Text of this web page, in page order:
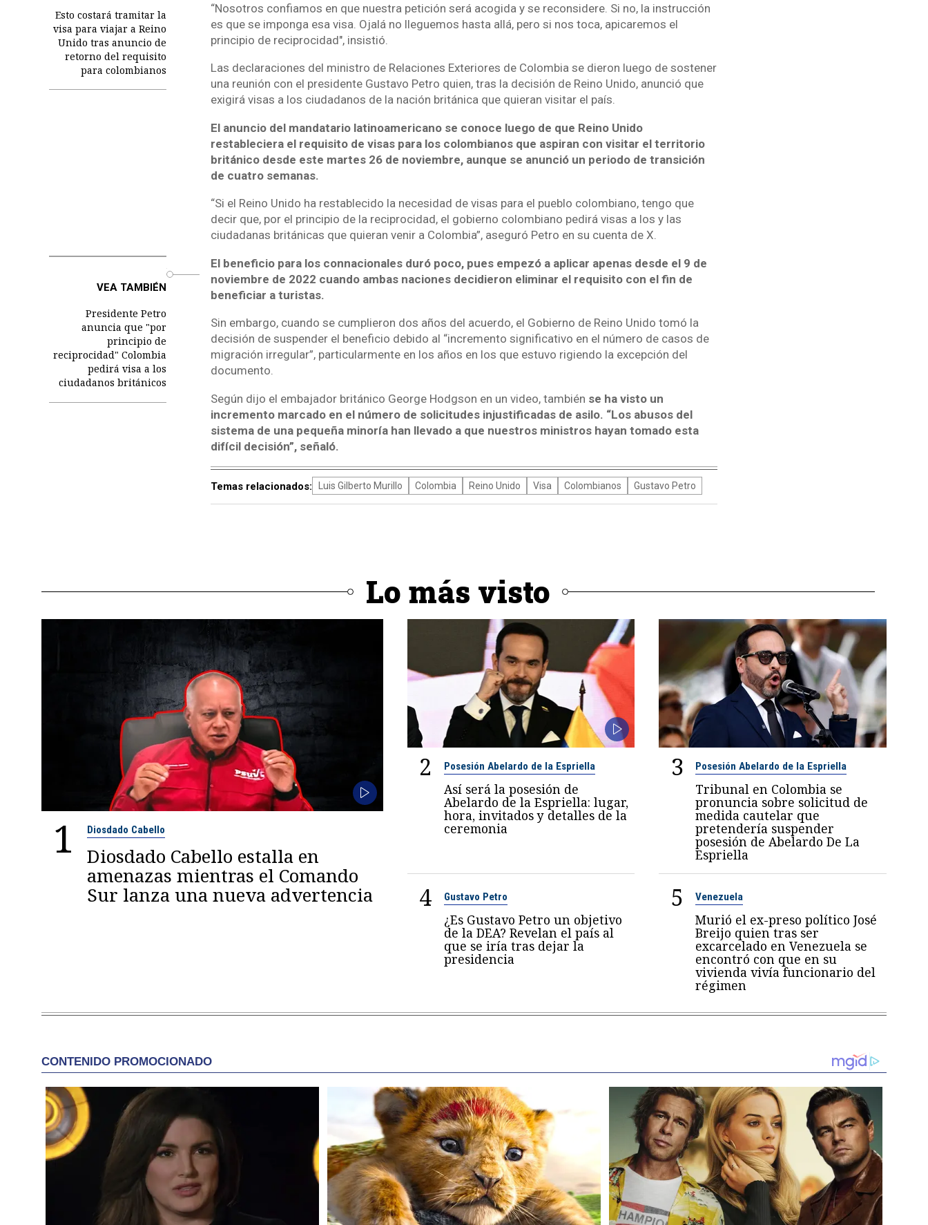
Esto costará tramitar la
visa para viajar a Reino
Unido tras anuncio de
retorno del requisito
para colombianos
“Nosotros confiamos en que nuestra petición será acogida y se reconsidere. Si no, la instrucción
es que se imponga esa visa. Ojalá no lleguemos hasta allá, pero si nos toca, apicaremos el
principio de reciprocidad", insistió.
Las declaraciones del ministro de Relaciones Exteriores de Colombia se dieron luego de sostener
una reunión con el presidente Gustavo Petro quien, tras la decisión de Reino Unido, anunció que
exigirá visas a los ciudadanos de la nación británica que quieran visitar el país.
El anuncio del mandatario latinoamericano se conoce luego de que Reino Unido
restableciera el requisito de visas para los colombianos que aspiran con visitar el territorio
británico desde este martes 26 de noviembre, aunque se anunció un periodo de transición
de cuatro semanas.
“Si el Reino Unido ha restablecido la necesidad de visas para el pueblo colombiano, tengo que
decir que, por el principio de la reciprocidad, el gobierno colombiano pedirá visas a los y las
ciudadanas británicas que quieran venir a Colombia”, aseguró Petro en su cuenta de X.
VEA TAMBIÉN
Presidente Petro
anuncia que "por
principio de
reciprocidad" Colombia
pedirá visa a los
ciudadanos británicos
El beneficio para los connacionales duró poco, pues empezó a aplicar apenas desde el 9 de
noviembre de 2022 cuando ambas naciones decidieron eliminar el requisito con el fin de
beneficiar a turistas.
Sin embargo, cuando se cumplieron dos años del acuerdo, el Gobierno de Reino Unido tomó la
decisión de suspender el beneficio debido al “incremento significativo en el número de casos de
migración irregular”, particularmente en los años en los que estuvo rigiendo la excepción del
documento.
Según dijo el embajador británico George Hodgson en un video, también se ha visto un
incremento marcado en el número de solicitudes injustificadas de asilo. “Los abusos del
sistema de una pequeña minoría han llevado a que nuestros ministros hayan tomado esta
difícil decisión”, señaló.
Temas relacionados: Luis Gilberto Murillo Colombia Reino Unido Visa Colombianos Gustavo Petro
Lo más visto
1 Diosdado Cabello
Diosdado Cabello estalla en
amenazas mientras el Comando
Sur lanza una nueva advertencia
2 Posesión Abelardo de la Espriella
Así será la posesión de
Abelardo de la Espriella: lugar,
hora, invitados y detalles de la
ceremonia
3 Posesión Abelardo de la Espriella
Tribunal en Colombia se
pronuncia sobre solicitud de
medida cautelar que
pretendería suspender
posesión de Abelardo De La
Espriella
4 Gustavo Petro
¿Es Gustavo Petro un objetivo
de la DEA? Revelan el país al
que se iría tras dejar la
presidencia
5 Venezuela
Murió el ex-preso político José
Breijo quien tras ser
excarcelado en Venezuela se
encontró con que en su
vivienda vivía funcionario del
régimen